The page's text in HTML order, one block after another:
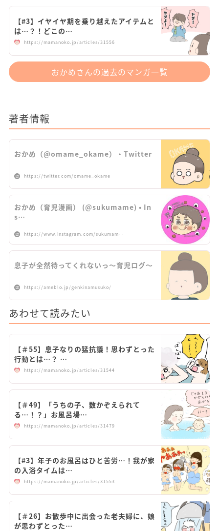
【#3】イヤイヤ期を乗り越えたアイテムと
は…？！どこの…
https://mamanoko.jp/articles/31556
おかめさんの過去のマンガ一覧
著者情報
おかめ（@omame_okame）・Twitter
https://twitter.com/omame_okame
おかめ（育児漫画） (@sukumame) • In
s…
https://www.instagram.com/sukumam…
息子が全然待ってくれないっ～育児ログ～
https://ameblo.jp/genkinamusuko/
あわせて読みたい
【＃55】息子なりの猛抗議！思わずとった
行動とは…？ …
https://mamanoko.jp/articles/31544
【＃49】「うちの子、数かぞえられて
る…！？」お風呂場…
https://mamanoko.jp/articles/31479
【#3】年子のお風呂はひと苦労…！我が家
の入浴タイムは…
https://mamanoko.jp/articles/31553
【＃26】お散歩中に出会った老夫婦に、娘
が思わずとった…